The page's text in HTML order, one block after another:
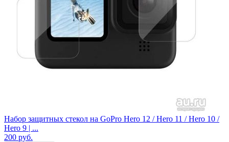
Набор защитных стекол на GoPro Hero 12 / Hero 11 / Hero 10 /
Hero 9 | ...
200 руб.